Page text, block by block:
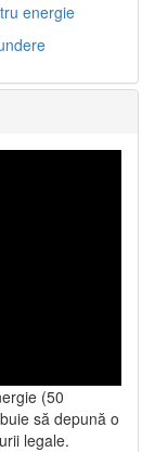
energie
(50
să depună o
legale.